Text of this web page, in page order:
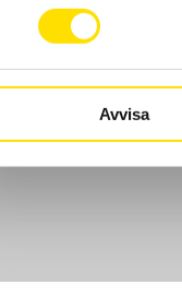
Avvisa
Köpvillkor